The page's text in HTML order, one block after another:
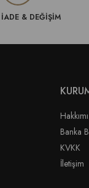
İADE & DEĞİŞİM
Banka
KVKK
İletişim